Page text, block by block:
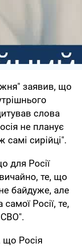
заявив, що
слова
не планує
самі сирійці".
для Росії
те, що
байдуже, але
Росії, те,
СВО".
Росія